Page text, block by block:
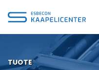
sisältöön
TUOTE